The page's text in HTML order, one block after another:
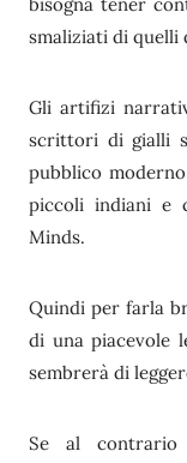
smaliziati di quelli
Gli artifizi
scrittori di gialli
pubblico
piccoli indiani e
Minds.
Quindi per farla
di una piacevole
sembrerà di
Se al contrario